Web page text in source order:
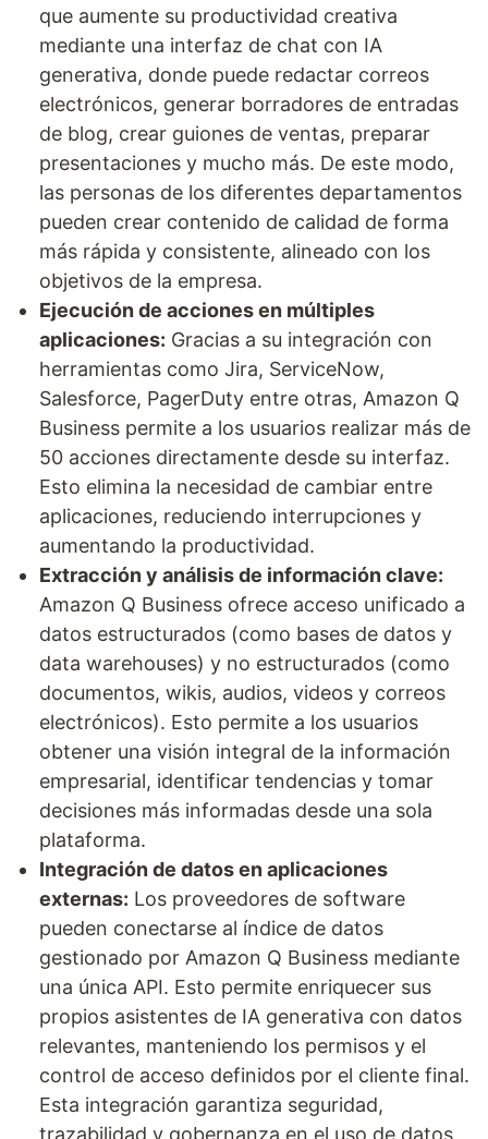
que aumente su productividad creativa
mediante una interfaz de chat con IA
generativa, donde puede redactar correos
electrónicos, generar borradores de entradas
de blog, crear guiones de ventas, preparar
presentaciones y mucho más. De este modo,
las personas de los diferentes departamentos
pueden crear contenido de calidad de forma
más rápida y consistente, alineado con los
objetivos de la empresa.
Ejecución de acciones en múltiples
aplicaciones: Gracias a su integración con
herramientas como Jira, ServiceNow,
Salesforce, PagerDuty entre otras, Amazon Q
Business permite a los usuarios realizar más de
50 acciones directamente desde su interfaz.
Esto elimina la necesidad de cambiar entre
aplicaciones, reduciendo interrupciones y
aumentando la productividad.
Extracción y análisis de información clave:
Amazon Q Business ofrece acceso unificado a
datos estructurados (como bases de datos y
data warehouses) y no estructurados (como
documentos, wikis, audios, videos y correos
electrónicos). Esto permite a los usuarios
obtener una visión integral de la información
empresarial, identificar tendencias y tomar
decisiones más informadas desde una sola
plataforma.
Integración de datos en aplicaciones
externas: Los proveedores de software
pueden conectarse al índice de datos
gestionado por Amazon Q Business mediante
una única API. Esto permite enriquecer sus
propios asistentes de IA generativa con datos
relevantes, manteniendo los permisos y el
control de acceso definidos por el cliente final.
Esta integración garantiza seguridad,
trazabilidad y gobernanza en el uso de datos